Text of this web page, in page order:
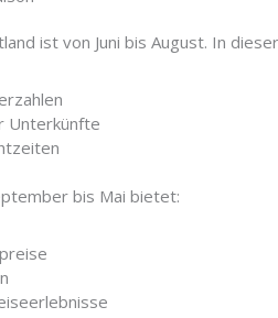
ist von Juni bis August. In
Unterkünfte
bis Mai bietet: